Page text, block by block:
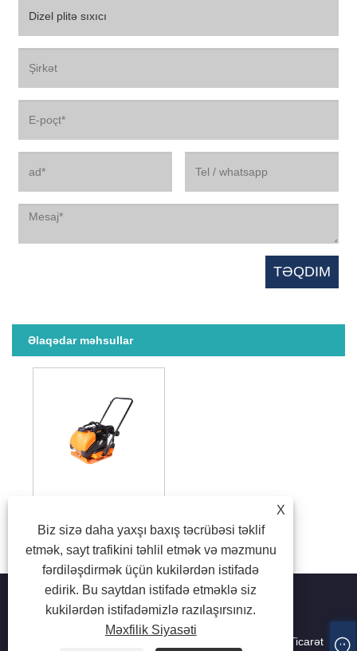
Əlaqədar məhsullar
Benzin boşqab sıxıcı
X
Biz sizə daha yaxşı baxış təcrübəsi təklif
etmək, sayt trafikini təhlil etmək və məzmunu
fərdiləşdirmək üçün kukilərdən istifadə
edirik. Bu saytdan istifadə etməklə siz
kukilərdən istifadəmizlə razılaşırsınız.
Məxfilik Siyasəti
Müəllif hüquqları © 2024 Guangzhou Deport Comsen Ticarət